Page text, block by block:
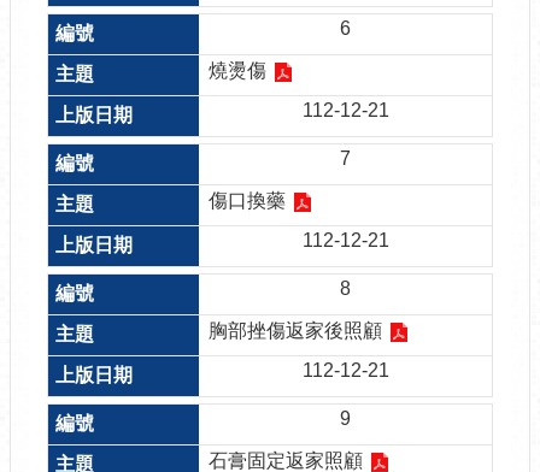
6
燒燙傷
112-12-21
7
傷口換藥
112-12-21
8
胸部挫傷返家後照顧
112-12-21
9
石膏固定返家照顧